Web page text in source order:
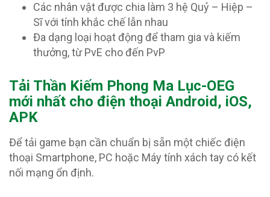
Các nhân vật được chia làm 3 hệ Quỷ – Hiệp –
Sĩ với tính khắc chế lẫn nhau
Đa dạng loại hoạt động để tham gia và kiếm
thưởng, từ PvE cho đến PvP
Tải Thần Kiếm Phong Ma Lục-OEG
mới nhất cho điện thoại Android, iOS,
APK
Để tải game bạn cần chuẩn bị sẵn một chiếc điện
thoại Smartphone, PC hoặc Máy tính xách tay có kết
nối mạng ổn định.